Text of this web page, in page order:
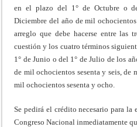
en el plazo del 1° de Octubre o
Diciembre del año de mil
arreglo que debe hacerse entre las
cuestión y los cuatro términos
1° de Junio o del 1° de Julio de los
de mil ochocientos sesenta y seis, de
mil ochocientos sesenta y ocho.
Se pedirá el crédito necesario para
Congreso Nacional inmediatamente